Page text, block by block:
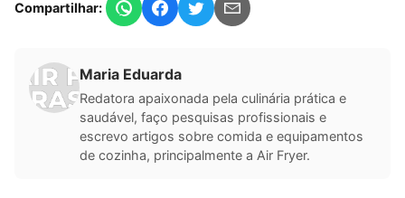
Compartilhar:
Maria Eduarda
Redatora apaixonada pela culinária prática e
saudável, faço pesquisas profissionais e
escrevo artigos sobre comida e equipamentos
de cozinha, principalmente a Air Fryer.